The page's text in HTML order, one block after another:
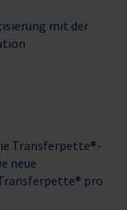
mit der
Transferpette®-
neue
pro